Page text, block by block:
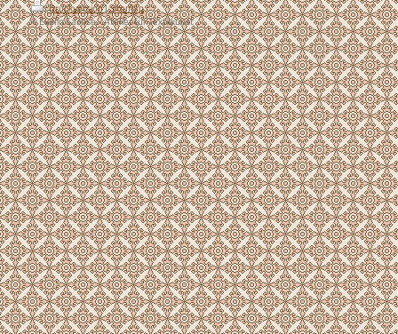
Druckversion|Sitemap
© Evelin Sachse - Atelier für Textilkunst